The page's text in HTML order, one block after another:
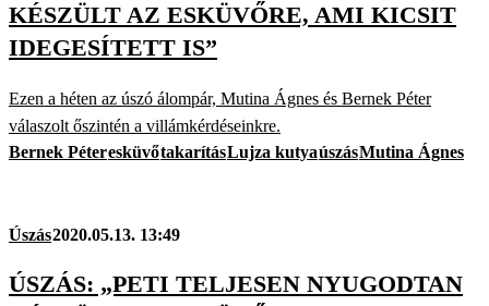
KÉSZÜLT AZ ESKÜVŐRE, AMI KICSIT
IDEGESÍTETT IS”
Ezen a héten az úszó álompár, Mutina Ágnes és Bernek Péter
válaszolt őszintén a villámkérdéseinkre.
Bernek PéteresküvőtakarításLujza kutyaúszásMutina Ágnes
Úszás2020.05.13. 13:49
ÚSZÁS: „PETI TELJESEN NYUGODTAN